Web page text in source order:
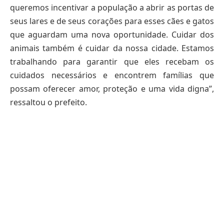
queremos incentivar a população a abrir as portas de
seus lares e de seus corações para esses cães e gatos
que aguardam uma nova oportunidade. Cuidar dos
animais também é cuidar da nossa cidade. Estamos
trabalhando para garantir que eles recebam os
cuidados necessários e encontrem famílias que
possam oferecer amor, proteção e uma vida digna”,
ressaltou o prefeito.